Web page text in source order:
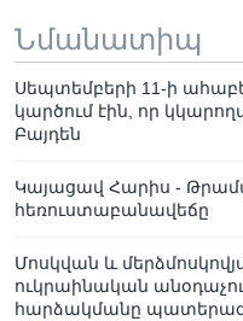
Նմանատիպ
Սեպտեմբերի 11-ի
կարծում էին, որ
Բայդեն
Կայացավ Հարիս -
հեռուստաբանավեճը
Մոսկվան և
ուկրաինական
հարձակմանը